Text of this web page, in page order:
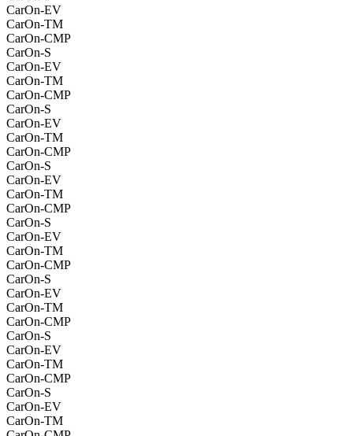
CarOn-EV
CarOn-TM
CarOn-CMP
CarOn-S
CarOn-EV
CarOn-TM
CarOn-CMP
CarOn-S
CarOn-EV
CarOn-TM
CarOn-CMP
CarOn-S
CarOn-EV
CarOn-TM
CarOn-CMP
CarOn-S
CarOn-EV
CarOn-TM
CarOn-CMP
CarOn-S
CarOn-EV
CarOn-TM
CarOn-CMP
CarOn-S
CarOn-EV
CarOn-TM
CarOn-CMP
CarOn-S
CarOn-EV
CarOn-TM